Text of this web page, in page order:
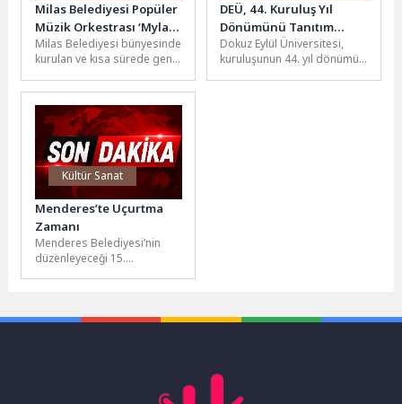
Milas Belediyesi Popüler
Müzik Orkestrası ‘Mylasa
Band’ Ören’de
Unutulmaz Bir Konser
Verdi
Milas Belediyesi bünyesinde
kurulan ve kısa sürede geniş
popüler müzik orkestrası...
DEÜ, 44. Kuruluş Yıl
Dönümünü Tanıtım
Resepsiyonuyla Kutladı
Dokuz Eylül Üniversitesi,
kuruluşunun 44. yıl dönümü
Kültür Sanat
Menderes’te Uçurtma
Zamanı
Menderes Belediyesi’nin
düzenleyeceği 15.
Belediyesi, geçtiğimiz hafta...